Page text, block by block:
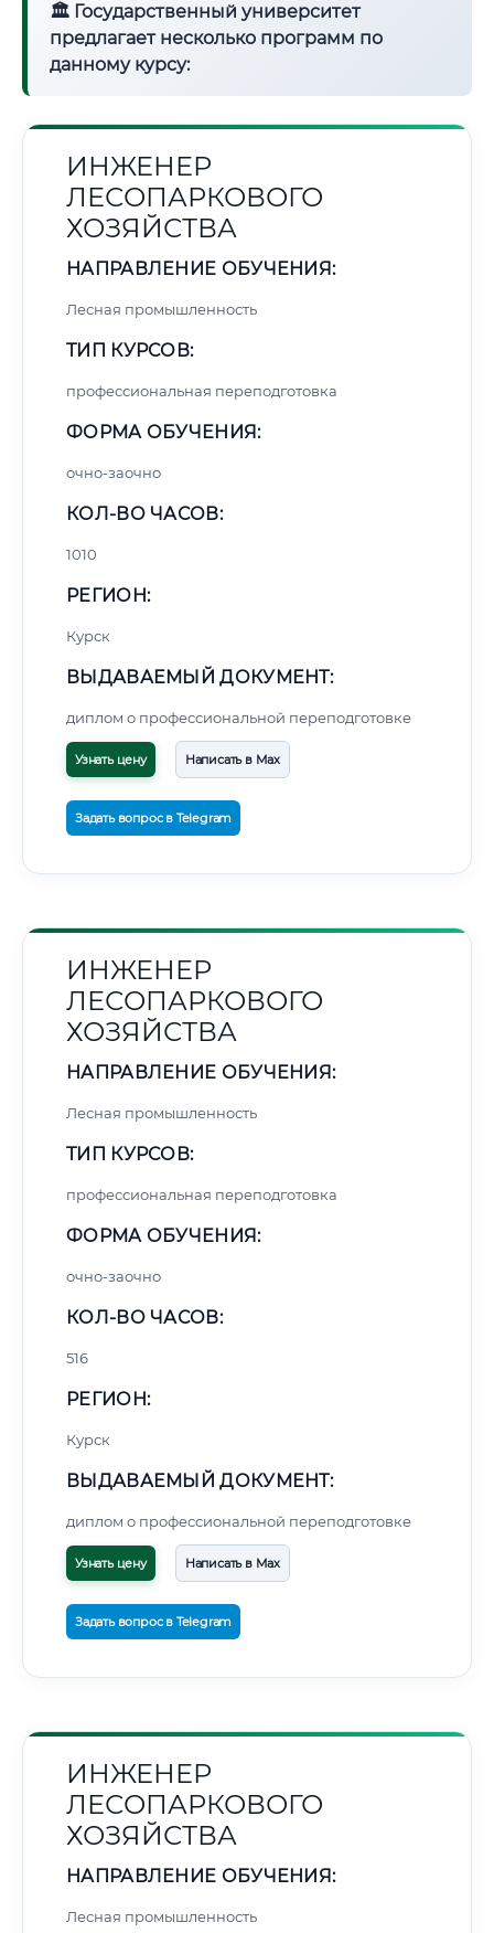
🏛 Государственный университет
предлагает несколько программ по
данному курсу:
ИНЖЕНЕР
ЛЕСОПАРКОВОГО
ХОЗЯЙСТВА
НАПРАВЛЕНИЕ ОБУЧЕНИЯ:
Лесная промышленность
ТИП КУРСОВ:
профессиональная переподготовка
ФОРМА ОБУЧЕНИЯ:
очно-заочно
КОЛ-ВО ЧАСОВ:
1010
РЕГИОН:
Курск
ВЫДАВАЕМЫЙ ДОКУМЕНТ:
диплом о профессиональной переподготовке
Узнать цену Написать в Max
Задать вопрос в Telegram
ИНЖЕНЕР
ЛЕСОПАРКОВОГО
ХОЗЯЙСТВА
НАПРАВЛЕНИЕ ОБУЧЕНИЯ:
Лесная промышленность
ТИП КУРСОВ:
профессиональная переподготовка
ФОРМА ОБУЧЕНИЯ:
очно-заочно
КОЛ-ВО ЧАСОВ:
516
РЕГИОН:
Курск
ВЫДАВАЕМЫЙ ДОКУМЕНТ:
диплом о профессиональной переподготовке
Узнать цену Написать в Max
Задать вопрос в Telegram
ИНЖЕНЕР
ЛЕСОПАРКОВОГО
ХОЗЯЙСТВА
НАПРАВЛЕНИЕ ОБУЧЕНИЯ:
Лесная промышленность